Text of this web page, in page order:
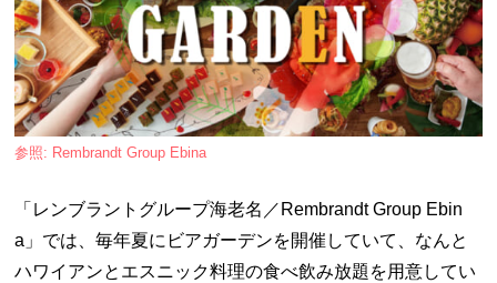
参照: Rembrandt Group Ebina
「レンブラントグループ海老名／Rembrandt Group Ebin
a」では、毎年夏にビアガーデンを開催していて、なんと
ハワイアンとエスニック料理の食べ飲み放題を用意してい